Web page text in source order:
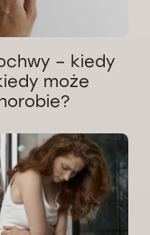
– kiedy
może